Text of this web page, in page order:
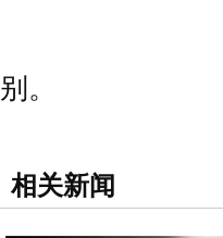
别。
相关新闻